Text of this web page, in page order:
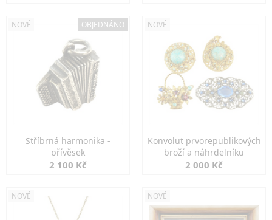
NOVÉ OBJEDNÁNO
Stříbrná harmonika -
přívěsek
2 100 Kč
NOVÉ
Konvolut prvorepublikových
broží a náhrdelníku
2 000 Kč
NOVÉ NOVÉ